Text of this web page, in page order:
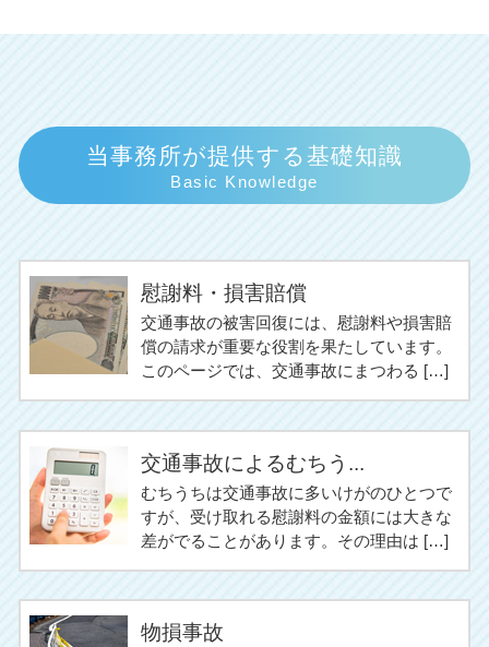
当事務所が提供する基礎知識
Basic Knowledge
慰謝料・損害賠償
交通事故の被害回復には、慰謝料や損害賠
償の請求が重要な役割を果たしています。
このページでは、交通事故にまつわる […]
交通事故によるむちう...
むちうちは交通事故に多いけがのひとつで
すが、受け取れる慰謝料の金額には大きな
差がでることがあります。その理由は […]
物損事故